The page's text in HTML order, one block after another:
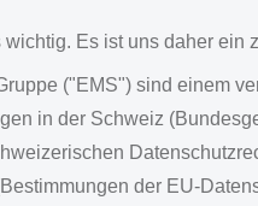
Es ist uns daher
("EMS") sind einem
in der Schweiz
der EU-